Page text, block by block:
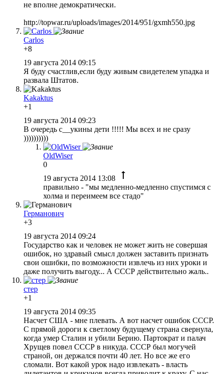
не вполне демократически.
http://topwar.ru/uploads/images/2014/951/gxmh550.jpg
Carlos
+8
19 августа 2014 09:15
Я буду счастлив,если буду живым свидетелем упадка и
развала Штатов.
Kakaktus
+1
19 августа 2014 09:23
В очередь с__укины дети !!!!! Мы всех и не сразу
))))))))))
OldWiser
0
19 августа 2014 13:08
правильно - "мы медленно-медленно спустимся с
холма и переимеем все стадо"
Германович
+3
19 августа 2014 09:24
Государство как и человек не может жить не совершая
ошибок, но здравый смысл должен заставить признать
свои ошибки, по возможности извлечь из них уроки и
даже получить выгоду... А СССР действительно жаль..
стер
+1
19 августа 2014 09:35
Насчет США - мне плевать. А вот насчет ошибок СССР.
С прямой дороги к светлому будущему страна свернула,
когда умер Сталин и убили Берию. Партократ и палач
Хрущев повел СССР в никуда. СССР был могучей
страной, он держался почти 40 лет. Но все же его
сломали. Вот какой урок надо извлекать - власть